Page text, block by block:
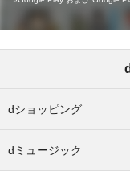
dショッピング
dミュージック